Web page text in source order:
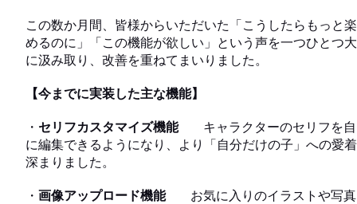
この数か月間、皆様からいただいた「こうしたらもっと
めるのに」「この機能が欲しい」という声を一つひとつ
に汲み取り、改善を重ねてまいりました。
【今までに実装した主な機能】
・ セリフカスタマイズ機能キャラクターのセリフを
に編集できるようになり、より「自分だけの子」への愛
深まりました。
・ 画像アップロード機能お気に入りのイラストや写